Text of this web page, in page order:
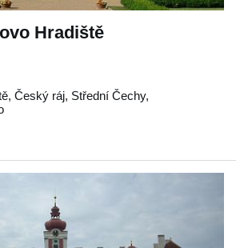
Hradiště
, Český ráj, Střední Čechy,